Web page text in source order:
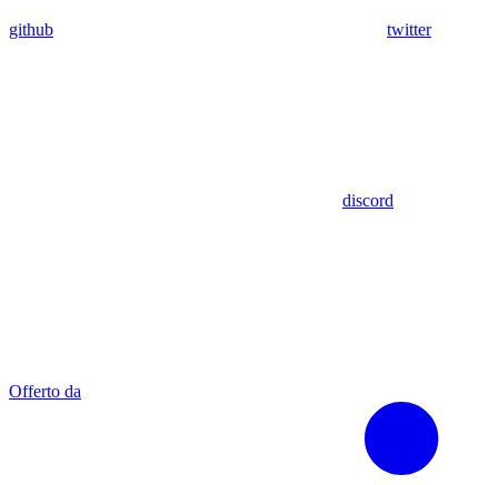
github twitter
discord
Offerto da